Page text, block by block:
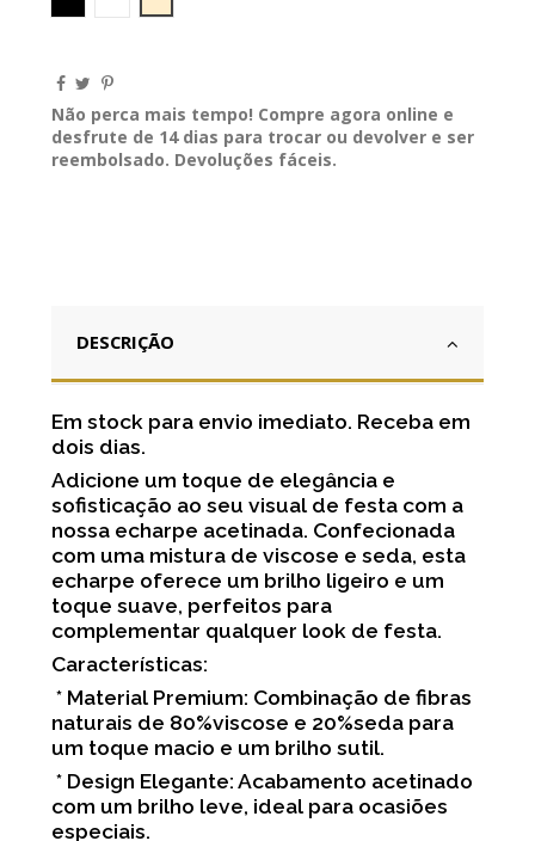
Não perca mais tempo! Compre agora online e
desfrute de 14 dias para trocar ou devolver e ser
reembolsado. Devoluções fáceis.
DESCRIÇÃO
Em stock para envio imediato. Receba em
dois dias.
Adicione um toque de elegância e
sofisticação ao seu visual de festa com a
nossa echarpe acetinada. Confecionada
com uma mistura de viscose e seda, esta
echarpe oferece um brilho ligeiro e um
toque suave, perfeitos para
complementar qualquer look de festa.
Características:
* Material Premium: Combinação de fibras
naturais de 80%viscose e 20%seda para
um toque macio e um brilho sutil.
* Design Elegante: Acabamento acetinado
com um brilho leve, ideal para ocasiões
especiais.